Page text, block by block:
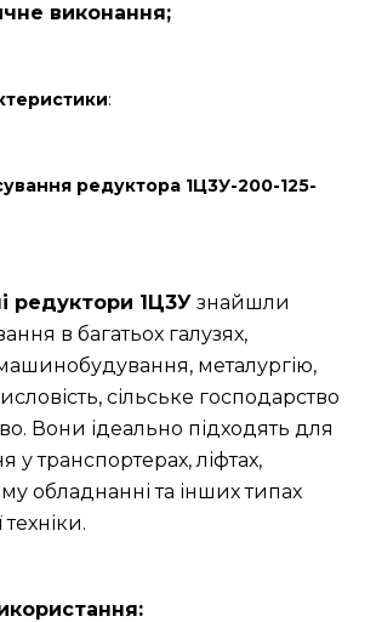
виконання;
:
редуктора 1Ц3У-200-125-
редуктори 1Ц3У знайшли
в багатьох галузях,
металургію,
сільське господарство
Вони ідеально підходять для
у транспортерах, ліфтах,
обладнанні та інших типах